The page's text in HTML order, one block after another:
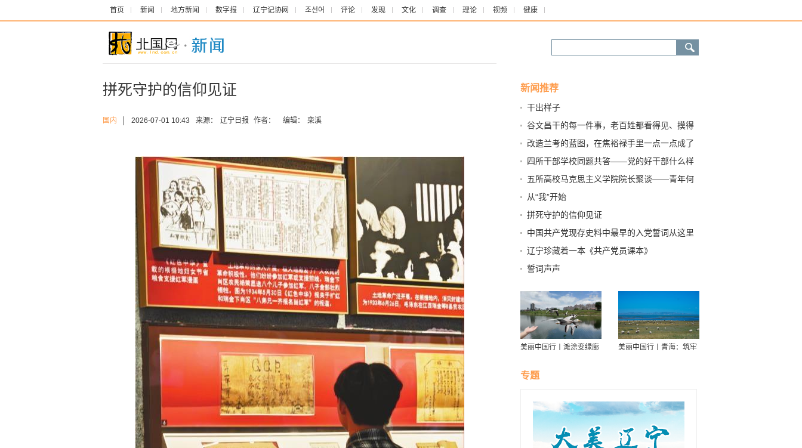
首页 新闻 地方新闻 数字报 辽宁记协网 조선어 评论 发现 文化 调查 理论 视频 健康
拼死守护的信仰见证
国内 2026-07-01 10:43 来源： 辽宁日报 作者： 编辑： 栾溪
新闻推荐
干出样子
谷文昌干的每一件事，老百姓都看得见、摸得
着 好大一棵树
改造兰考的蓝图，在焦裕禄手里一点一点成了
型 “磨不穿”的藤椅
四所干部学校同题共答——党的好干部什么样
五所高校马克思主义学院院长聚谈——青年何
从“我”开始
拼死守护的信仰见证
中国共产党现存史料中最早的入党誓词从这里
发出 二十四个字的重量
辽宁珍藏着一本《共产党员课本》
誓词声声
美丽中国行丨滩涂变绿廊
生态走廊
美丽中国行丨青海：筑牢
专题